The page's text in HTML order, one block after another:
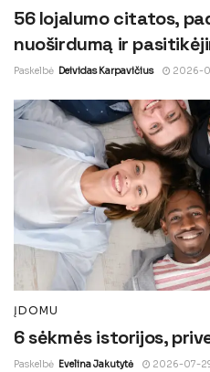
56 lojalumo citatos,
nuoširdumą ir
Paskelbė Deividas Karpavičius 2026-
ĮDOMU
6 sėkmės istorijos,
Paskelbė Evelina Jakutytė 2026-07-